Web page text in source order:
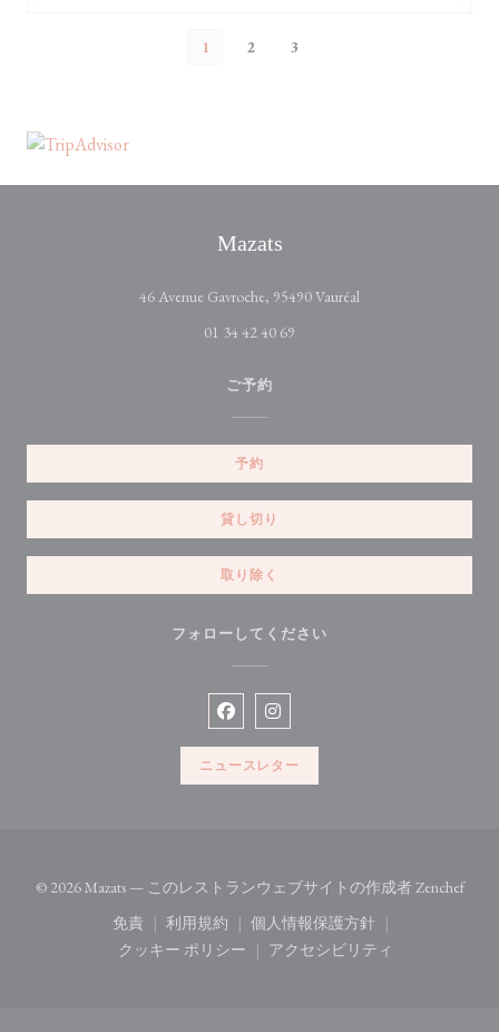
1 2 3
Mazats
46 Avenue Gavroche, 95490 Vauréal
01 34 42 40 69
ご予約
予約
貸し切り
取り除く
フォローしてください
Facebook ((新しいウィンドウで開
Instagram ((新しいウィンド
ニュースレター
© 2026 Mazats — このレストランウェブサイトの作成者Zenchef((新
免責
((新しいウィンドウで開きます))
利用規約
((新しいウィンドウで開きます))
個人情報保護方針
((新しいウィンドウで開
クッキー ポリシー
((新しいウィンドウで開きます))
アクセシビリティ
((新しいウィンドウで